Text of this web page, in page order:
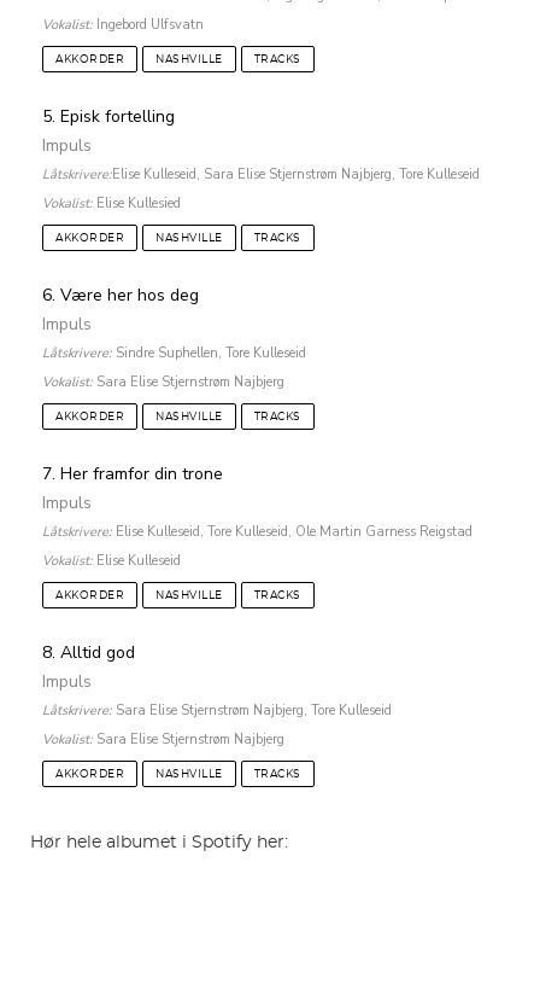
Vokalist: Ingebord Ulfsvatn
AKKORDER NASHVILLE TRACKS
5. Episk fortelling
Impuls
Låtskrivere:Elise Kulleseid, Sara Elise Stjernstrøm Najbjerg, Tore Kulleseid
Vokalist: Elise Kullesied
AKKORDER NASHVILLE TRACKS
6. Være her hos deg
Impuls
Låtskrivere: Sindre Suphellen, Tore Kulleseid
Vokalist: Sara Elise Stjernstrøm Najbjerg
AKKORDER NASHVILLE TRACKS
7. Her framfor din trone
Impuls
Låtskrivere: Elise Kulleseid, Tore Kulleseid, Ole Martin Garness Reigstad
Vokalist: Elise Kulleseid
AKKORDER NASHVILLE TRACKS
8. Alltid god
Impuls
Låtskrivere: Sara Elise Stjernstrøm Najbjerg, Tore Kulleseid
Vokalist: Sara Elise Stjernstrøm Najbjerg
AKKORDER NASHVILLE TRACKS
Hør hele albumet i Spotify her: